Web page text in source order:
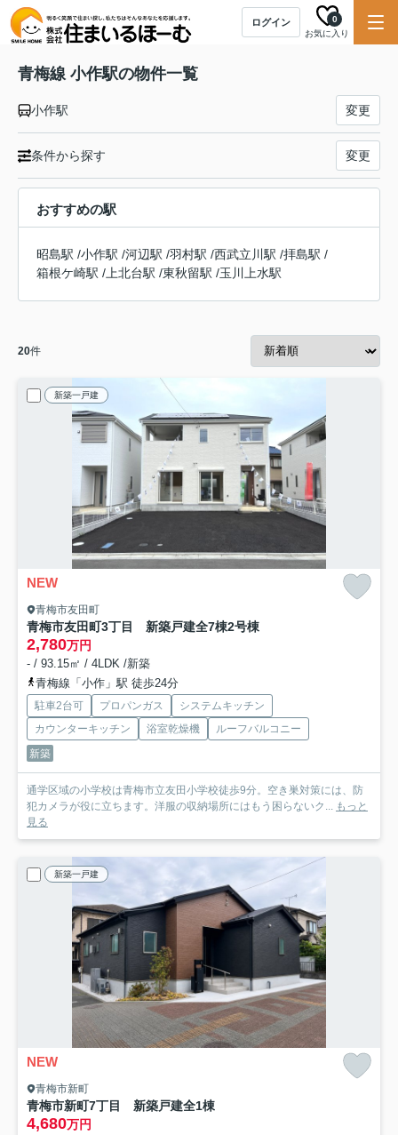
ログイン
お気に入り
0
青梅線 小作駅の物件一覧
小作駅 変更
条件から探す 変更
おすすめの駅
昭島駅 /小作駅 /河辺駅 /羽村駅 /西武立川駅 /拝島駅 /
箱根ケ崎駅 / 上北台駅 /東秋留駅 /玉川上水駅
20件
新築一戸建
NEW
青梅市友田町
青梅市友田町3丁目 新築戸建全7棟2号棟
2,780万円
- / 93.15㎡ / 4LDK /新築
青梅線「小作」駅 徒歩24分
駐車2台可 プロパンガス
システムキッチン
カウンターキッチン
浴室乾燥機
ルーフバルコニー
新築
通学区域の小学校は青梅市立友田小学校徒歩9分。空き巣対策には、防
犯カメラが役に立ちます。洋服の収納場所にはもう困らないク... もっと
見る
新築一戸建
NEW
青梅市新町
青梅市新町7丁目 新築戸建全1棟
4,680万円